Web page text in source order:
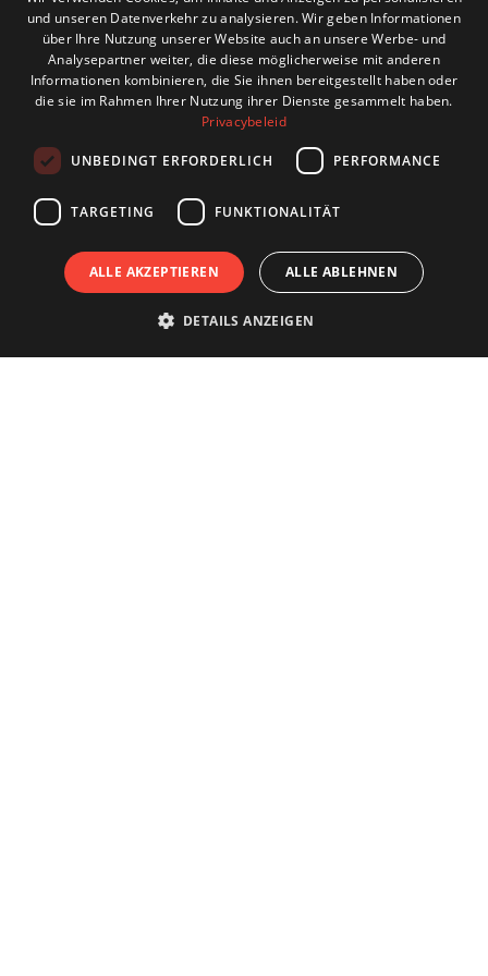
Jetzt buchen
GERMAN
FRENCH
und unseren Datenverkehr zu analysieren. Wir geben Informationen
über Ihre Nutzung unserer Website auch an unsere Werbe- und
Analysepartner weiter, die diese möglicherweise mit anderen
Informationen kombinieren, die Sie ihnen bereitgestellt haben oder
die sie im Rahmen Ihrer Nutzung ihrer Dienste gesammelt haben.
Privacybeleid
UNBEDINGT ERFORDERLICH PERFORMANCE
TARGETING FUNKTIONALITÄT
ALLE AKZEPTIEREN ALLE ABLEHNEN
DETAILS ANZEIGEN